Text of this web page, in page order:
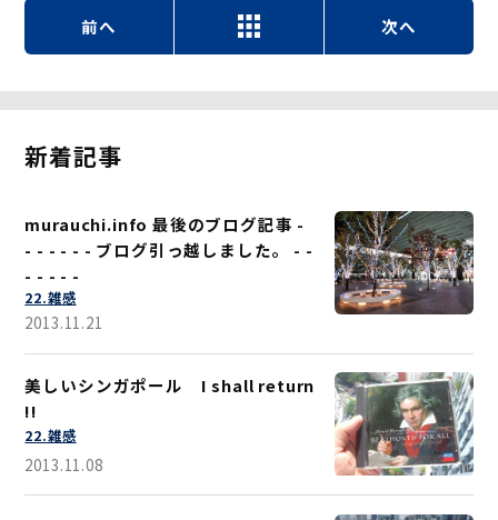
前へ 次へ
新着記事
murauchi.info 最後のブログ記事 -
- - - - - - ブログ引っ越しました。 - -
- - - - -
22.雑感
2013.11.21
美しいシンガポール I shall return
!!
22.雑感
2013.11.08